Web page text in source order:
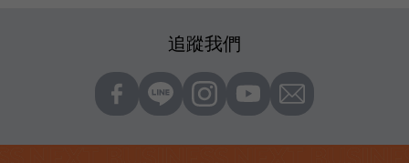
追蹤我們